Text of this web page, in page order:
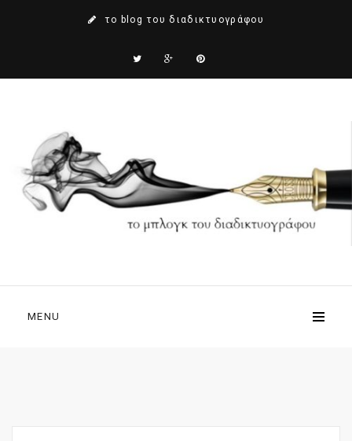
το blog του διαδικτυογράφου
MENU